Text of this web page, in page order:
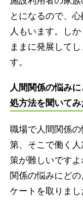
とになるので、
人もいます。し
ままに発展して
す。
人間関係の悩み
処方法を聞いてみ
職場で人間関係
第、そこで働く
策が難しいです
関係の悩みにど
ケートを取りま